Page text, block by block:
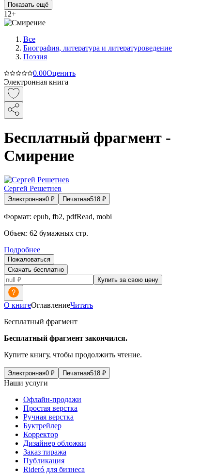
Показать ещё
12+
Все
Биография, литература и литературоведение
Поэзия
0.00Оценить
Электронная книга
Бесплатный фрагмент -
Смирение
Сергей Решетнев
Электронная0 ₽ Печатная518 ₽
Формат: epub, fb2, pdfRead, mobi
Объем: 62 бумажных стр.
Подробнее
Пожаловаться
Скачать бесплатно
Купить за свою цену
О книгеОглавлениеЧитать
Бесплатный фрагмент
Бесплатный фрагмент закончился.
Купите книгу, чтобы продолжить чтение.
Электронная0 ₽ Печатная518 ₽
Наши услуги
Офлайн-продажи
Простая верстка
Ручная верстка
Буктрейлер
Корректор
Дизайнер обложки
Заказ тиража
Публикация
Rideró для бизнеса